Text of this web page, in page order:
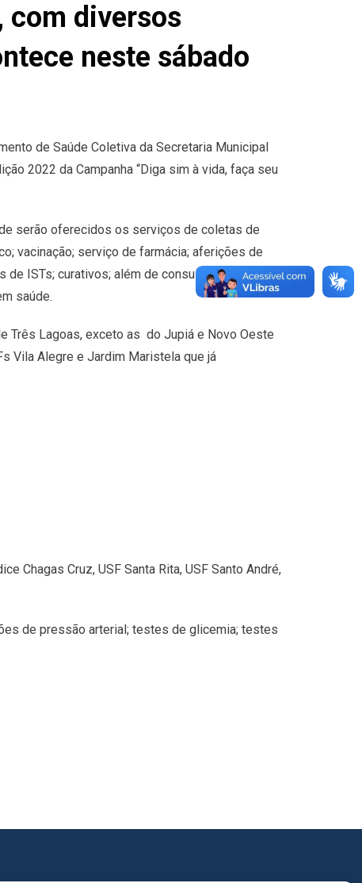
com diversos
neste sábado
de Saúde Coletiva da Secretaria Municipal
2022 da Campanha “Diga sim à vida, faça seu
serão oferecidos os serviços de coletas de
vacinação; serviço de farmácia; aferições de
ISTs; curativos; além de consulta com
saúde.
Três Lagoas, exceto as do Jupiá e Novo Oeste
Vila Alegre e Jardim Maristela que já
Chagas Cruz, USF Santa Rita, USF Santo André,
de pressão arterial; testes de glicemia; testes